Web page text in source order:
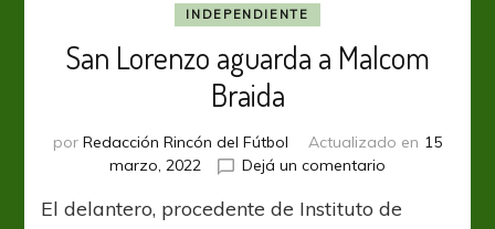
INDEPENDIENTE
San Lorenzo aguarda a Malcom
Braida
por Redacción Rincón del Fútbol Actualizado en 15
marzo, 2022
Dejá un comentario
Lorenzo
El delantero, procedente de Instituto de